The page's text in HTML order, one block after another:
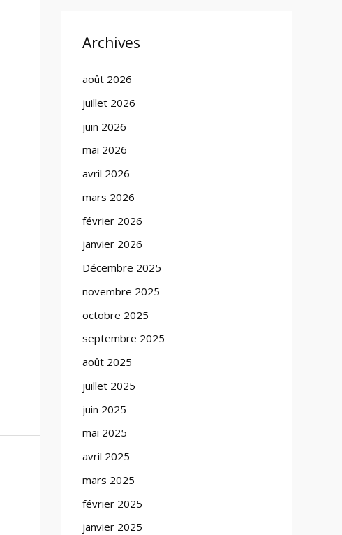
Archives
août 2026
juillet 2026
juin 2026
mai 2026
avril 2026
mars 2026
février 2026
janvier 2026
Décembre 2025
novembre 2025
octobre 2025
septembre 2025
août 2025
juillet 2025
juin 2025
mai 2025
avril 2025
mars 2025
février 2025
janvier 2025